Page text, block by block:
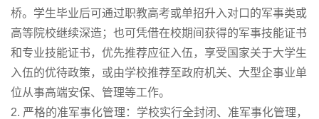
桥。学生毕业后可通过职教高考或单招升入对口的军事类或
高等院校继续深造；也可凭借在校期间获得的军事技能证书
和专业技能证书，优先推荐应征入伍，享受国家关于大学生
入伍的优待政策，或由学校推荐至政府机关、大型企事业单
位从事高端安保、管理等工作。
2. 严格的准军事化管理：学校实行全封闭、准军事化管理，